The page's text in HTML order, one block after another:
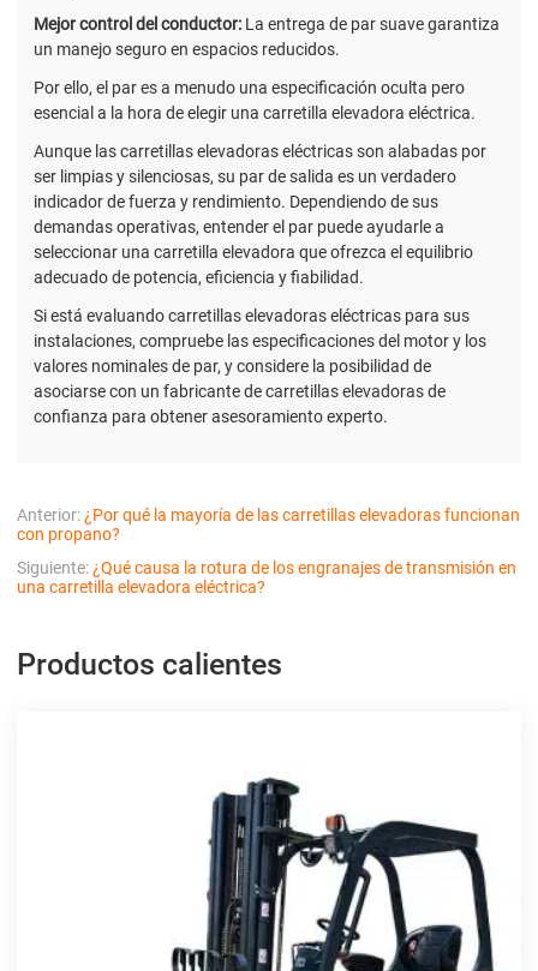
Mejor control del conductor: La entrega de par suave garantiza
un manejo seguro en espacios reducidos.
Por ello, el par es a menudo una especificación oculta pero
esencial a la hora de elegir una carretilla elevadora eléctrica.
Aunque las carretillas elevadoras eléctricas son alabadas por
ser limpias y silenciosas, su par de salida es un verdadero
indicador de fuerza y rendimiento. Dependiendo de sus
demandas operativas, entender el par puede ayudarle a
seleccionar una carretilla elevadora que ofrezca el equilibrio
adecuado de potencia, eficiencia y fiabilidad.
Si está evaluando carretillas elevadoras eléctricas para sus
instalaciones, compruebe las especificaciones del motor y los
valores nominales de par, y considere la posibilidad de
asociarse con un fabricante de carretillas elevadoras de
confianza para obtener asesoramiento experto.
Anterior:¿Por qué la mayoría de las carretillas elevadoras funcionan
con propano?
Siguiente: ¿Qué causa la rotura de los engranajes de transmisión en
una carretilla elevadora eléctrica?
Productos calientes